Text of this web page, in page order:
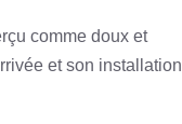
comme doux et
et son installation